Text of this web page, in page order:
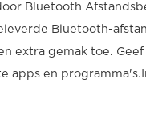
Bluetooth
Bluetooth-
extra gemak toe.
apps en